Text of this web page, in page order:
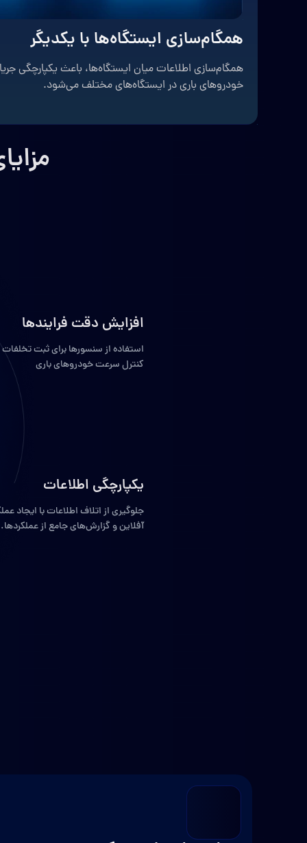
همگام‌سازی ایستگاه‌‌ها با یکدیگر
همگام‌سازی اطلاعات میان ایستگاه‌ها، باعث یکپارچگی
خودروهای باری در ایستگاه‌های مختلف می‌شود.
افزایش دقت فرایندها
استفاده از سنسورها برای ثبت
کنترل سرعت خودروهای باری
یکپارچگی اطلاعات
جلوگیری از اتلاف اطلاعات با ایجاد
آفلاین و گزارش‌های جامع از عملکردها.